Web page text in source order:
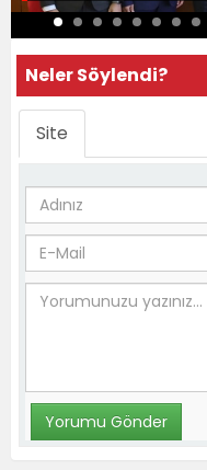
Neler Söylendi?
Site